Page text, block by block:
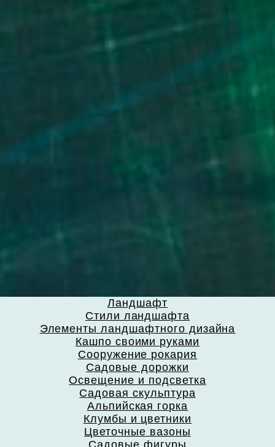
Ландшафт
Стили ландшафта
Элементы ландшафтного дизайна
Кашпо своими руками
Сооружение рокария
Садовые дорожки
Освещение и подсветка
Садовая скульптура
Альпийская горка
Клумбы и цветники
Цветочные вазоны
Садовые фигуры